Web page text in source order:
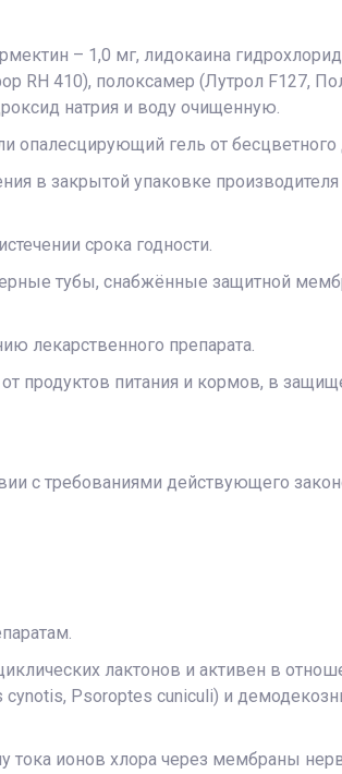
– 1,0 мг, лидокаина
RH 410), полоксамер (Лутрол F127,
натрия и воду очищенную.
гель от бесцветного
в закрытой упаковке
срока годности.
тубы, снабжённые защитной
лекарственного препарата.
продуктов питания и кормов, в
с требованиями действующего
лактонов и активен в
Psoroptes cuniculi) и
тока ионов хлора через мембраны